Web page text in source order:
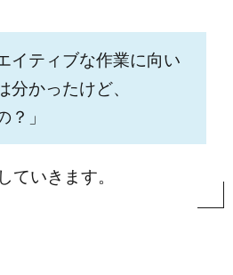
イティブな作業に向い
分かったけど、
？」
ていきます。